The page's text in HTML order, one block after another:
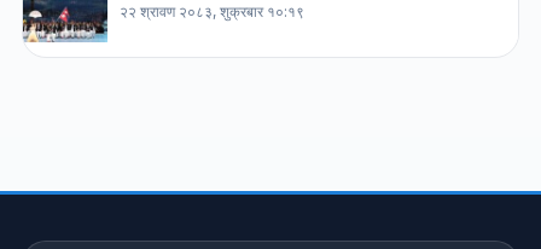
२२ श्रावण २०८३, शुक्रबार १०:१९